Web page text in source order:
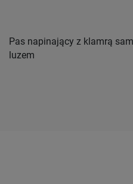
Pas napinający z klamrą
luzem